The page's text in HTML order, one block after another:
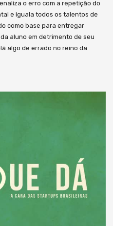
o erro com a repetição do
e iguala todos os talentos de
como base para entregar
aluno em detrimento de seu
algo de errado no reino da